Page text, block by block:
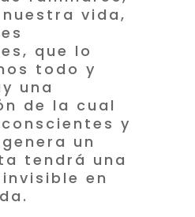
vida,
que lo
todo y
una
de la cual
y
un
tendrá una
en